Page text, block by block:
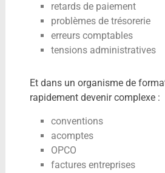
retards de paiement
problèmes de trésorerie
erreurs comptables
tensions administratives
Et dans un organisme de
rapidement devenir complexe :
conventions
acomptes
OPCO
factures entreprises